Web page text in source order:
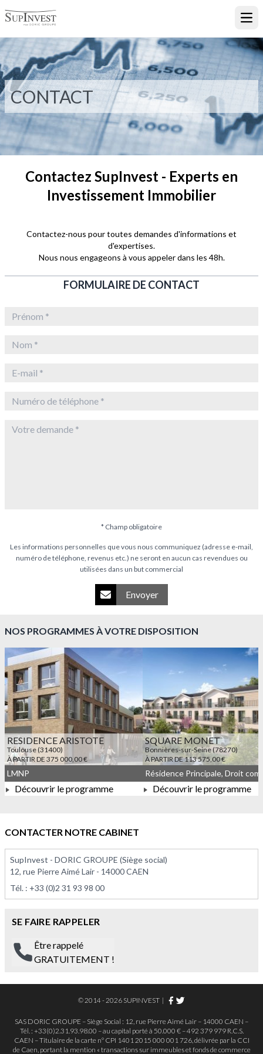
CONTACT
Contactez SupInvest - Experts en
Investissement Immobilier
Contactez-nous pour toutes demandes d'informations et
d'expertises.
Nous nous engageons à vous appeler dans les 48h.
FORMULAIRE DE CONTACT
* Champ obligatoire
Les informations personnelles que vous nous communiquez (adresse e-mail,
numéro de téléphone, revenus etc.) ne seront en aucun cas revendues ou
utilisées dans un but commercial
Envoyer
NOS PROGRAMMES À VOTRE DISPOSITION
RESIDENCE ARISTOTE
Toulouse (31400)
À PARTIR DE 375 000,00 €
À PARTIR DE 375 000,00 €
LMNP
Découvrir le programme
SQUARE MONET
Bonnières-sur-Seine (78270)
À PARTIR DE 113 575,00 €
Découvrir le programme
CONTACTER NOTRE CABINET
SupInvest - DORIC GROUPE (Siège social)
12, rue Pierre Aimé Lair - 14000 CAEN
Tél. : +33 (0)2 31 93 98 00
SE FAIRE RAPPELER
Être rappelé
GRATUITEMENT !
© 2014 - 2026 SUPINVEST |
SAS DORIC GROUPE – Siège Social : 12, rue Pierre Aimé Lair – 14000 CAEN –
Tél. : +33(0)2.31.93.98.00 – au capital porté à 50.000 € – 492 379 979 R.C.S.
CAEN – Titulaire de la carte n° CPI 1401 2015 000 001 726, délivrée par la CCI
de Caen, portant la mention « transactions sur immeubles et fonds de commerce